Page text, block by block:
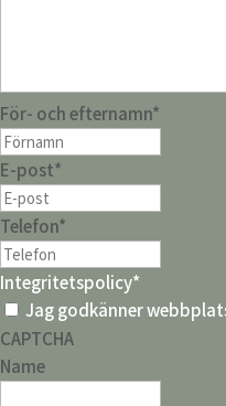
För- och efternamn*
E-post*
Telefon*
Integritetspolicy*
Jag godkänner
CAPTCHA
Name